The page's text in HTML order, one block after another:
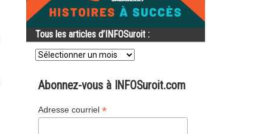
Tous les articles d’INFOSuroit :
Tous
les
d’INFOSuroit
Abonnez-vous à INFOSuroit.com
Adresse courriel *